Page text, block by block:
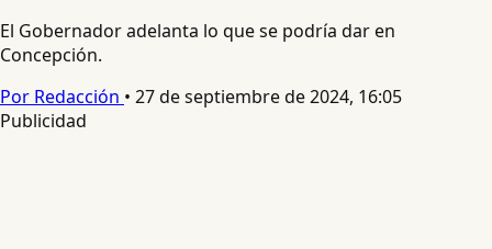
El Gobernador adelanta lo que se podría dar en
Concepción.
Por Redacción • 27 de septiembre de 2024, 16:05
Publicidad